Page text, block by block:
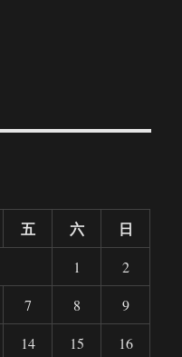
五 六 日
1
2
7 8
9
14 15
16